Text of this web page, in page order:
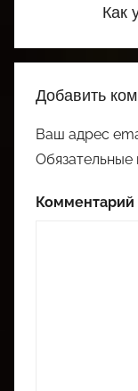
Как
Добавить
Ваш адрес
Обязательные
Комментарий